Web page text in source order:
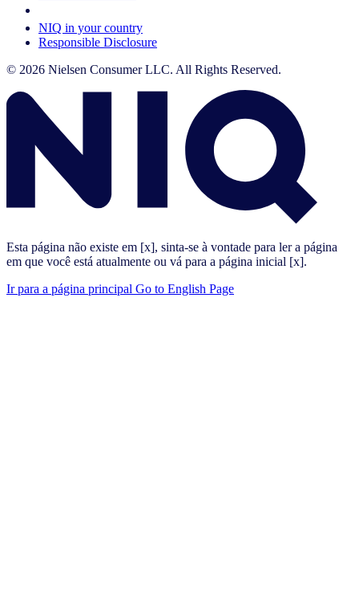
NIQ in your country
Responsible Disclosure
© 2026 Nielsen Consumer LLC. All Rights Reserved.
Esta página não existe em [x], sinta-se à vontade para ler a página
em que você está atualmente ou vá para a página inicial [x].
Ir para a página principal Go to English Page